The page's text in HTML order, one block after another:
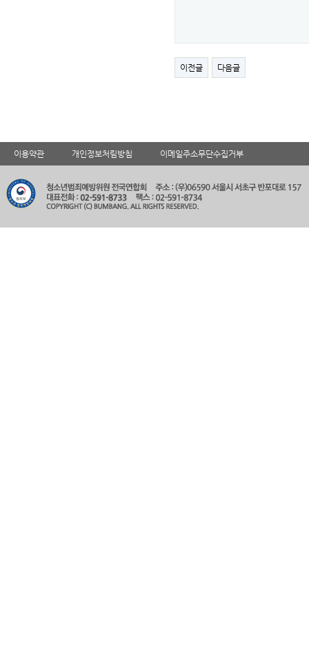
이전글 다음글
이용약관 개인정보처림방침 이메일주소무단수집거부